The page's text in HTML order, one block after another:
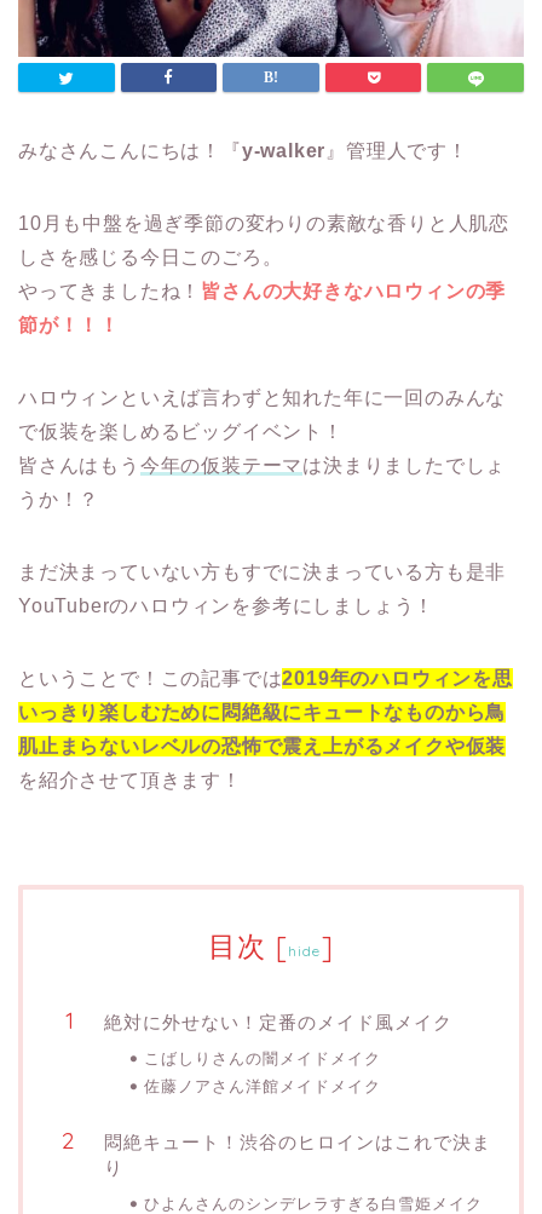
みなさんこんにちは！『y-walker 』管理人です！
10月も中盤を過ぎ季節の変わりの素敵な香りと人肌恋
しさを感じる今日このごろ。
やってきましたね！ 皆さんの大好きなハロウィンの季
節が！！！
ハロウィンといえば言わずと知れた年に一回のみんな
で仮装を楽しめるビッグイベント！
皆さんはもう 今年の仮装テーマは決まりましたでしょ
うか！？
まだ決まっていない方もすでに決まっている方も是非
YouTuberのハロウィンを参考にしましょう！
ということで！この記事では2019年のハロウィンを思
いっきり楽しむために悶絶級にキュートなものから鳥
肌止まらないレベルの恐怖で震え上がるメイクや仮装
を紹介させて頂きます！
目次 [hide]
絶対に外せない！定番のメイド風メイク
こばしりさんの闇メイドメイク
佐藤ノアさん洋館メイドメイク
悶絶キュート！渋谷のヒロインはこれで決ま
り
ひよんさんのシンデレラすぎる白雪姫メイク